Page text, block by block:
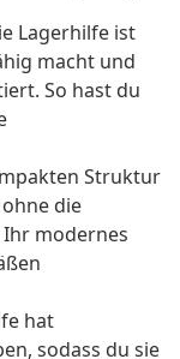
Lagerhilfe ist
macht und
So hast du
Struktur
die
modernes
hat
sodass du sie